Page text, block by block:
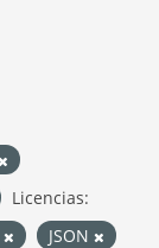
Licencias:
JSON